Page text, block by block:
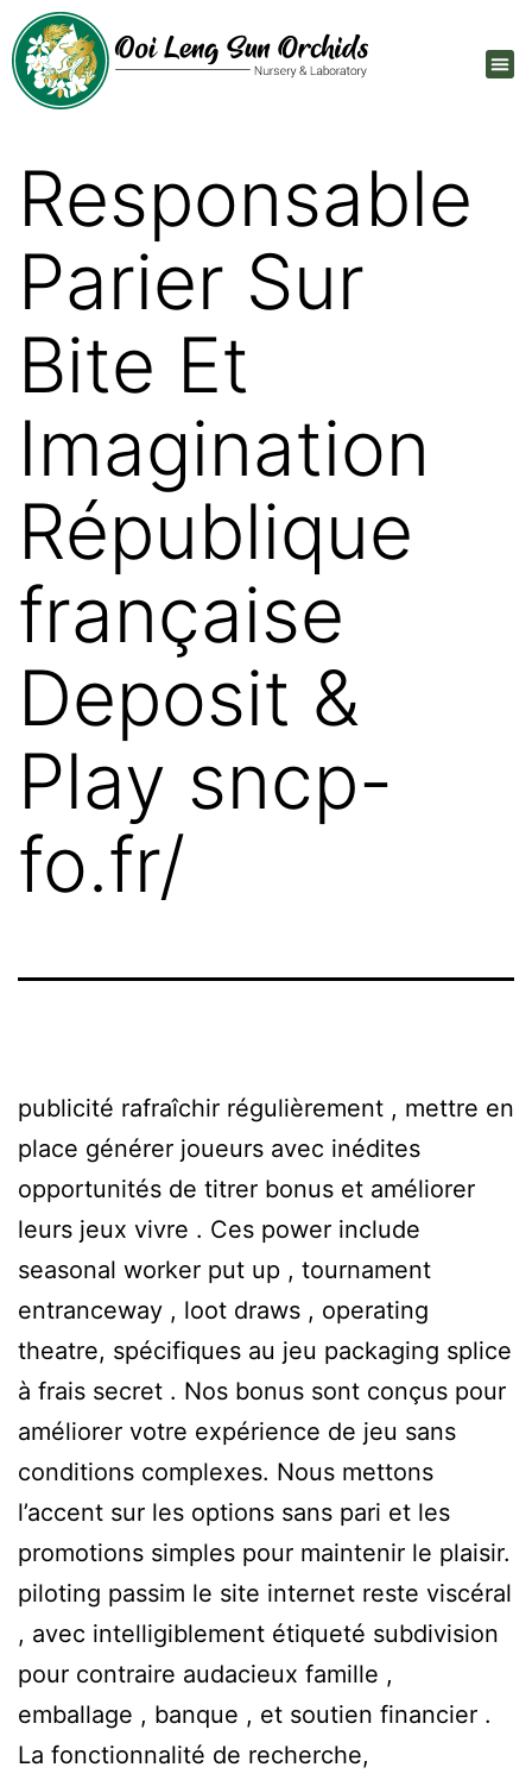
Responsable
Parier Sur
Bite Et
Imagination
République
française
Deposit &
Play sncp-
fo.fr/
publicité rafraîchir régulièrement , mettre en
place générer joueurs avec inédites
opportunités de titrer bonus et améliorer
leurs jeux vivre . Ces power include
seasonal worker put up , tournament
entranceway , loot draws , operating
theatre, spécifiques au jeu packaging splice
à frais secret . Nos bonus sont conçus pour
améliorer votre expérience de jeu sans
conditions complexes. Nous mettons
l’accent sur les options sans pari et les
promotions simples pour maintenir le plaisir.
piloting passim le site internet reste viscéral
, avec intelligiblement étiqueté subdivision
pour contraire audacieux famille ,
emballage , banque , et soutien financier .
La fonctionnalité de recherche,